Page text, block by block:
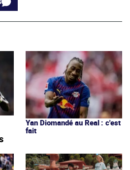
Yan Diomandé au Real : c'est
fait